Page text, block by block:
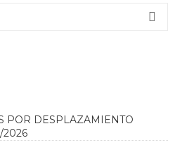
POR DESPLAZAMIENTO
2026